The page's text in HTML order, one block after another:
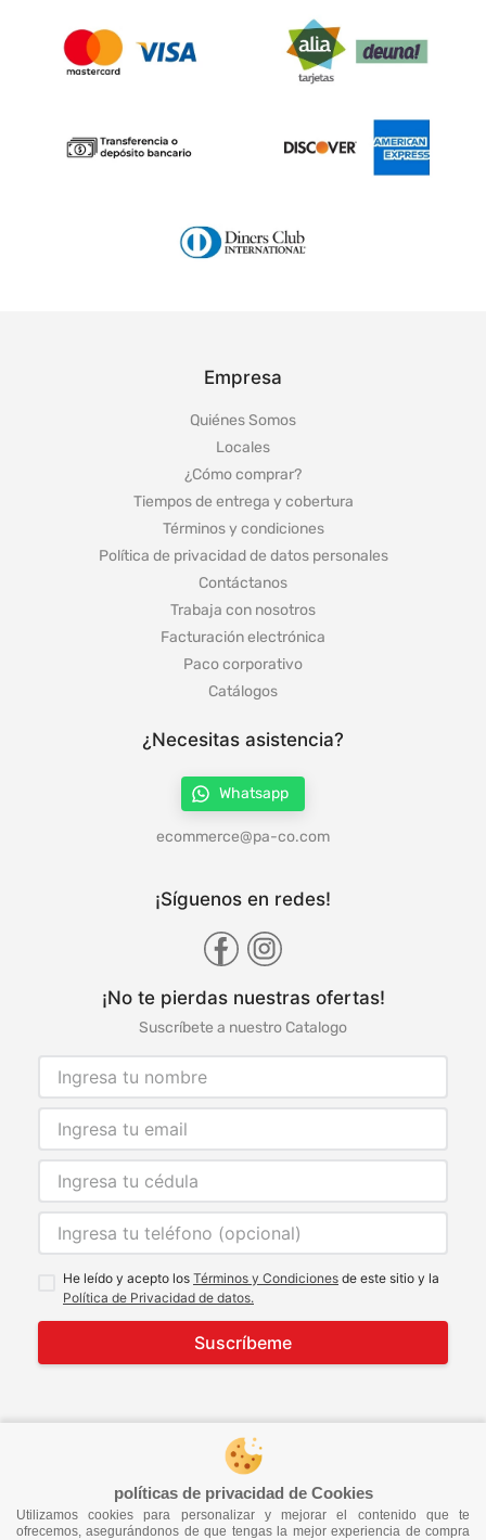
políticas de privacidad de Cookies
Utilizamos cookies para personalizar y mejorar el contenido que te
ofrecemos, asegurándonos de que tengas la mejor experiencia de compra
Empresa
Quiénes Somos
Locales
¿Cómo comprar?
Tiempos de entrega y cobertura
Términos y condiciones
Política de privacidad de datos personales
Contáctanos
Trabaja con nosotros
Facturación electrónica
Paco corporativo
Catálogos
¿Necesitas asistencia?
Whatsapp
ecommerce@pa-co.com
¡Síguenos en redes!
¡No te pierdas nuestras ofertas!
Suscríbete a nuestro Catalogo
He leído y acepto los Términos y Condiciones de este sitio y la
Política de Privacidad de datos.
Suscríbeme
© 2021 Todos los derechos reservados
developed by